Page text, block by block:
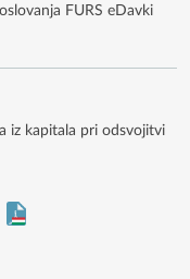
FURS eDavki
iz kapitala pri odsvojitvi